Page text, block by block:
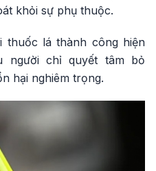
khỏi sự phụ thuộc.
lá thành công hiện
người chỉ quyết tâm bỏ
hại nghiêm trọng.